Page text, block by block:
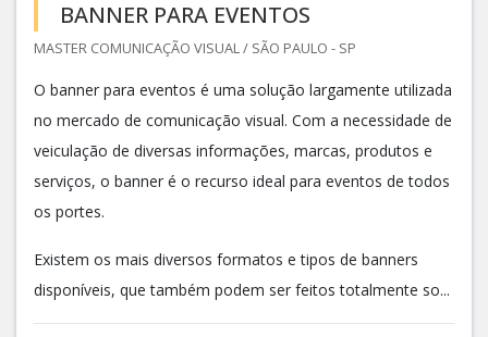
BANNER PARA EVENTOS
MASTER COMUNICAÇÃO VISUAL / SÃO PAULO - SP
O banner para eventos é uma solução largamente utilizada
no mercado de comunicação visual. Com a necessidade de
veiculação de diversas informações, marcas, produtos e
serviços, o banner é o recurso ideal para eventos de todos
os portes.
Existem os mais diversos formatos e tipos de banners
disponíveis, que também podem ser feitos totalmente so...